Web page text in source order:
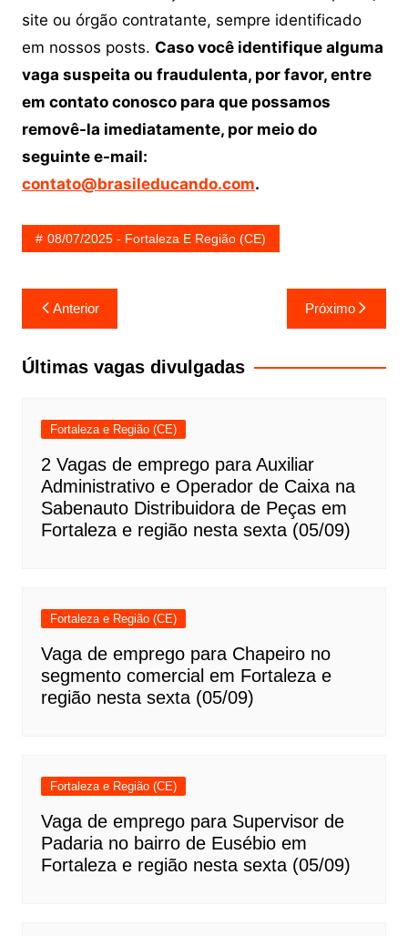
site ou órgão contratante, sempre identificado
em nossos posts. Caso você identifique alguma
vaga suspeita ou fraudulenta, por favor, entre
em contato conosco para que possamos
removê-la imediatamente, por meio do
seguinte e-mail:
contato@brasileducando.com.
08/07/2025 - Fortaleza E Região (CE)
Navegação
de
Post
Anterior Próximo
Últimas vagas divulgadas
Fortaleza e Região (CE)
2 Vagas de emprego para Auxiliar
Administrativo e Operador de Caixa na
Sabenauto Distribuidora de Peças em
Fortaleza e região nesta sexta (05/09)
Fortaleza e Região (CE)
Vaga de emprego para Chapeiro no
segmento comercial em Fortaleza e
região nesta sexta (05/09)
Fortaleza e Região (CE)
Vaga de emprego para Supervisor de
Padaria no bairro de Eusébio em
Fortaleza e região nesta sexta (05/09)